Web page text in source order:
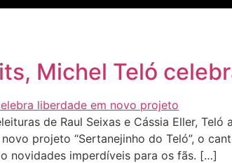
Michel Teló
de Raul Seixas e Cássia Eller,
projeto “Sertanejinho do Teló”, o
novidades imperdíveis para os fãs. […]